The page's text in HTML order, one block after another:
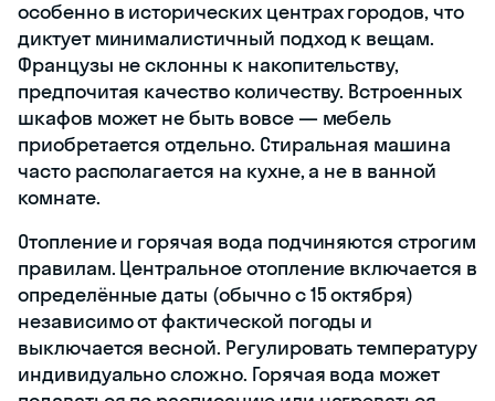
особенно в исторических центрах городов, что
диктует минималистичный подход к вещам.
Французы не склонны к накопительству,
предпочитая качество количеству. Встроенных
шкафов может не быть вовсе — мебель
приобретается отдельно. Стиральная машина
часто располагается на кухне, а не в ванной
комнате.
Отопление и горячая вода подчиняются строгим
правилам. Центральное отопление включается в
определённые даты (обычно с 15 октября)
независимо от фактической погоды и
выключается весной. Регулировать температуру
индивидуально сложно. Горячая вода может